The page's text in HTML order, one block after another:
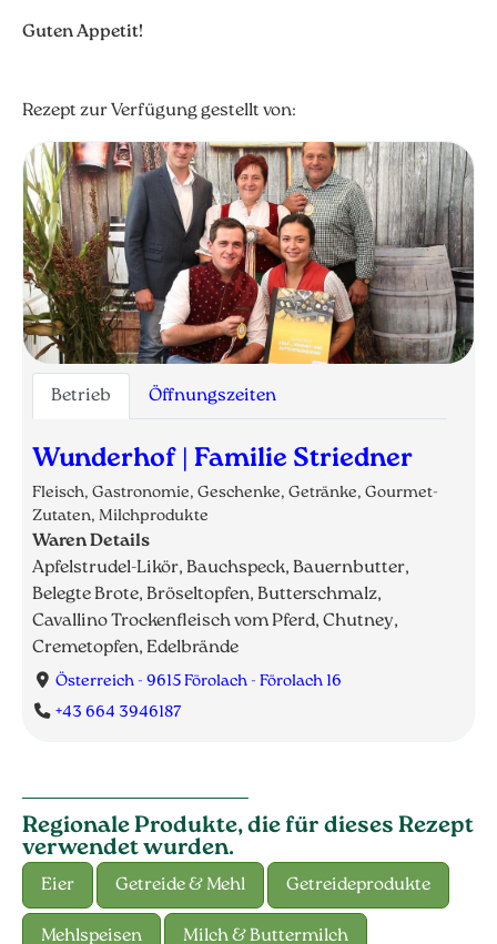
Guten Appetit!
Rezept zur Verfügung gestellt von:
Betrieb Öffnungszeiten
Wunderhof | Familie Striedner
Fleisch, Gastronomie, Geschenke, Getränke, Gourmet-
Zutaten, Milchprodukte
Waren Details
Apfelstrudel-Likör, Bauchspeck, Bauernbutter,
Belegte Brote, Bröseltopfen, Butterschmalz,
Cavallino Trockenfleisch vom Pferd, Chutney,
Cremetopfen, Edelbrände
Österreich - 9615 Förolach - Förolach 16
+43 664 3946187
Regionale Produkte, die für dieses Rezept
verwendet wurden.
Eier Getreide & Mehl Getreideprodukte
Mehlspeisen Milch & Buttermilch